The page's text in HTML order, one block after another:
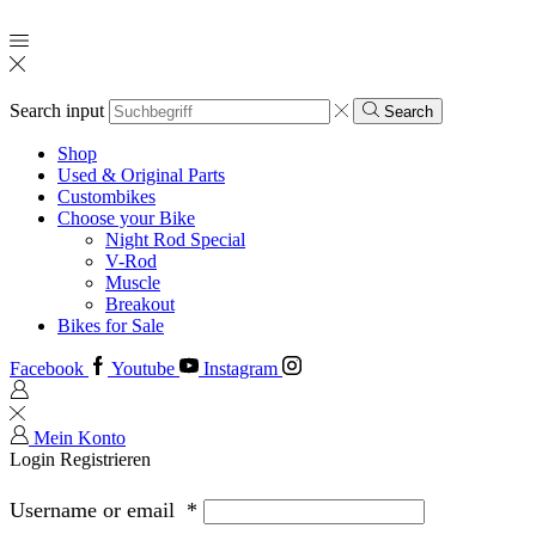
Search input Search
Shop
Used & Original Parts
Custombikes
Choose your Bike
Night Rod Special
V-Rod
Muscle
Breakout
Bikes for Sale
Facebook Youtube Instagram
Mein Konto
Login Registrieren
Username or email *